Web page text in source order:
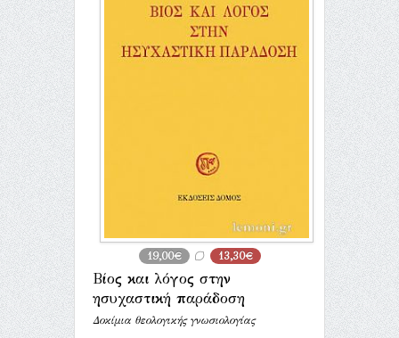
19,00€ 13,30€
Βίος και λόγος στην
ησυχαστική παράδοση
Δοκίμια θεολογικής γνωσιολογίας